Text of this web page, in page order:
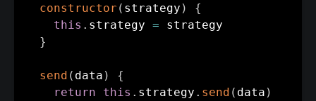
constructor ( strategy )
{
this . strategy = strategy
}
send ( data )
{
return
this . strategy . send ( data )